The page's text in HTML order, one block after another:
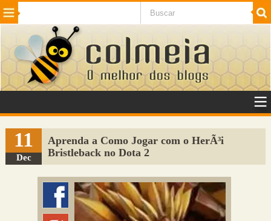
Beleza Cinema e TV
Internet Jogos NotÃ­cias SaÃºde
VeÃ­culos Adulto
Sugerir Link
Adicionar Blog
Colmeia Exchange
Perguntas Frequentes
11
Dec
Aprenda a Como Jogar com o HerÃ³i
Bristleback no Dota 2